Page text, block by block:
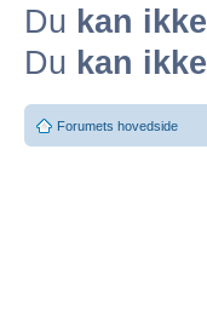
Du kan ikke
Du kan ikke
Forumets hovedside